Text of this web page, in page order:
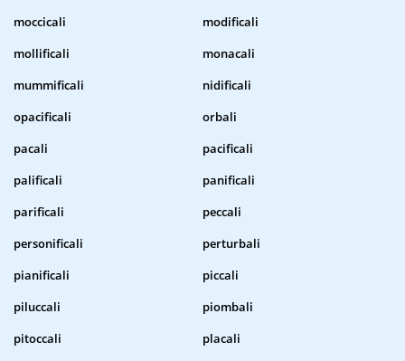
moccicali
modificali
mollificali
monacali
mummificali
nidificali
opacificali
orbali
pacali
pacificali
palificali
panificali
parificali
peccali
personificali
perturbali
pianificali
piccali
piluccali
piombali
pitoccali
placali